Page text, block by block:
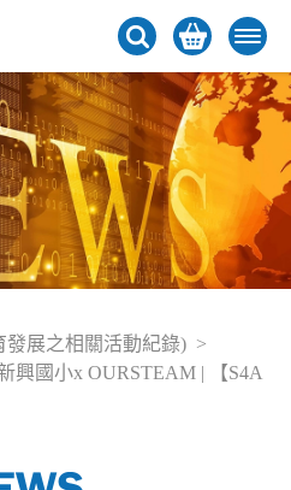
發展之相關活動紀錄)
興國小x OURSTEAM | 【S4A